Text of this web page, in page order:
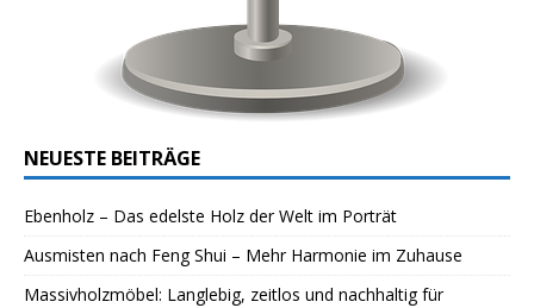
NEUESTE BEITRÄGE
Ebenholz – Das edelste Holz der Welt im Porträt
Ausmisten nach Feng Shui – Mehr Harmonie im Zuhause
Massivholzmöbel: Langlebig, zeitlos und nachhaltig für